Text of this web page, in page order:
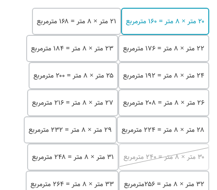
۲۰ متر × ۸ متر = ۱۶۰ مترمربع ۲۱ متر × ۸ متر = ۱۶۸ مترمربع
۲۲ متر × ۸ متر = ۱۷۶ مترمربع ۲۳ متر × ۸ متر = ۱۸۴ مترمربع
۲۴ متر × ۸ متر = ۱۹۲ مترمربع ۲۵ متر × ۸ متر = ۲۰۰ مترمربع
۲۶ متر × ۸ متر = ۲۰۸ مترمربع ۲۷ متر × ۸ متر = ۲۱۶ مترمربع
۲۸ متر × ۸ متر = ۲۲۴ مترمربع ۲۹ متر × ۸ متر = ۲۳۲ مترمربع
۳۰ متر × ۸ متر = ۲۴۰ مترمربع ۳۱ متر × ۸ متر = ۲۴۸ مترمربع
۳۲ متر × ۸ متر = ۲۵۶مترمربع ۳۳ متر × ۸ متر = ۲۶۴ مترمربع